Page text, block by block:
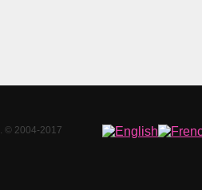
. © 2004-2017